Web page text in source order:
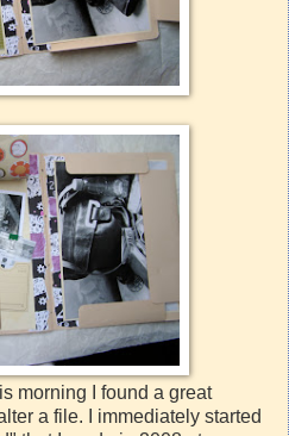
morning I found a great
a file. I immediately started